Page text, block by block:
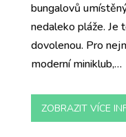
bungalovů
nedaleko pláže. Je
dovolenou. Pro
moderní miniklub,…
ZOBRAZIT VÍCE